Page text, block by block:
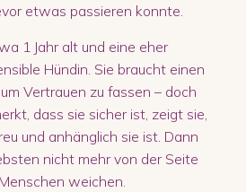
etwas passieren konnte.
1 Jahr alt und eine eher
Hündin. Sie braucht einen
Vertrauen zu fassen – doch
dass sie sicher ist, zeigt sie,
und anhänglich sie ist. Dann
nicht mehr von der Seite
weichen.